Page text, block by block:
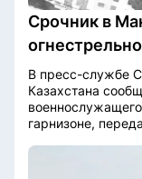
Срочник в
В пресс-службе
Казахстана
гарнизоне,